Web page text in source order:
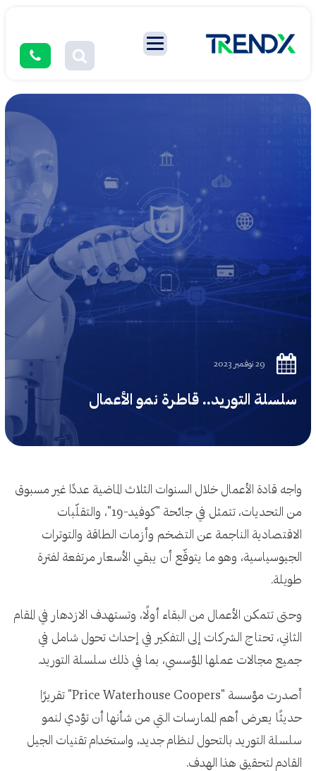
29 نوفمبر 2023
سلسلة التوريد.. قاطرة نمو الأعمال
واجه قادة الأعمال خلال السنوات الثلاث الماضية عددًا غير مسبوق
من التحديات، تتمثل في جائحة "كوفيد-19"، والتقلّبات
الاقتصادية الناجمة عن التضخم وأزمات الطاقة والتوترات
الجيوسياسية، وهو ما يتوقّع أن يبقي الأسعار مرتفعة لفترة
طويلة.
وحتى تتمكن الأعمال من البقاء أولًا، وتستهدف الازدهار في المقام
الثاني، تحتاج الشركات إلى التفكير في إحداث تحول شامل في
جميع مجالات عملها المؤسسي، بما في ذلك سلسلة التوريد.
أصدرت مؤسسة "Price Waterhouse Coopers" تقريرًا
حديثًا يعرض أهم الممارسات التي من شأنها أن تؤدي لنمو
سلسلة التوريد بالتحول لنظام جديد، واستخدام تقنيات الجيل
القادم لتحقيق هذا الهدف.